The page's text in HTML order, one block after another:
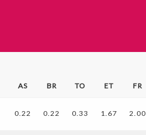
AS BR TO ET FR
0.22 0.22 0.33 1.67 2.00